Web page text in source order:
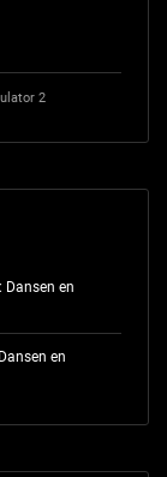
2
Dansen en
en